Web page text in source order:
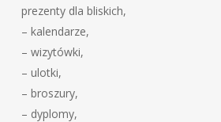
prezenty dla bliskich,
– kalendarze,
– wizytówki,
– ulotki,
– broszury,
– dyplomy,